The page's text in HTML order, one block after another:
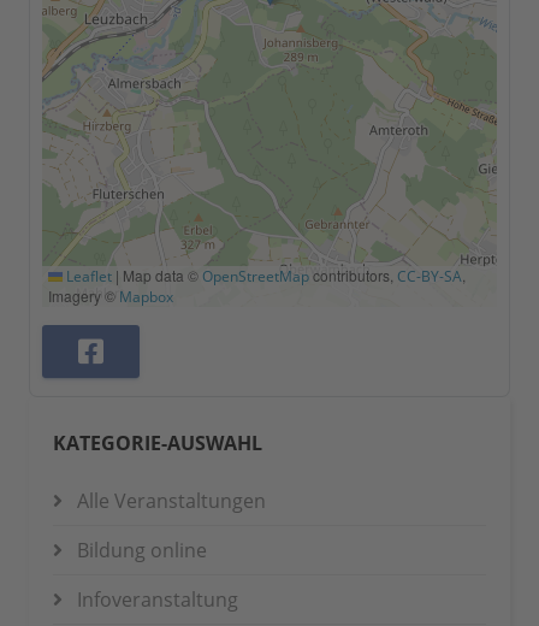
Leaflet | Map data © OpenStreetMapcontributors, CC-BY-SA
Imagery © Mapbox
KATEGORIE-AUSWAHL
Alle Veranstaltungen
Bildung online
Infoveranstaltung